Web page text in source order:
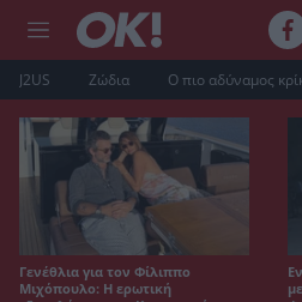
J2US Ζώδια Ο πιο αδύναμος
Γενέθλια για τον Φίλιππο
Μιχόπουλο: Η ερωτική